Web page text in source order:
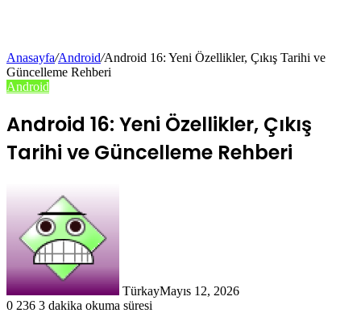
Anasayfa/Android/Android 16: Yeni Özellikler, Çıkış Tarihi ve
Güncelleme Rehberi
Android
Android 16: Yeni Özellikler, Çıkış
Tarihi ve Güncelleme Rehberi
TürkayMayıs 12, 2026
0 236 3 dakika okuma süresi